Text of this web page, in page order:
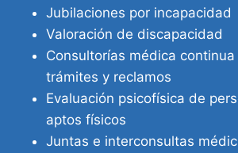
Jubilaciones por incapacidad
Valoración de discapacidad
Consultorías médica
trámites y reclamos
Evaluación psicofísica de
aptos físicos
Juntas e interconsultas